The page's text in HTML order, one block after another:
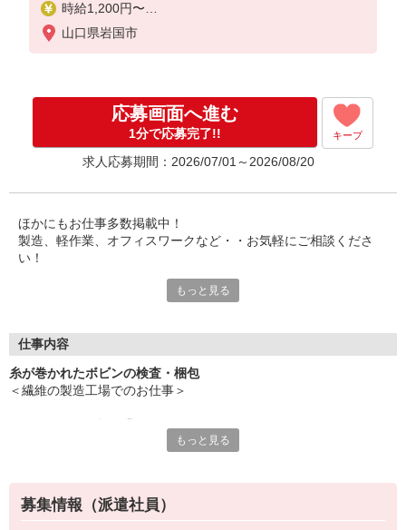
時給1,200円〜
◆月収例）201,600円
山口県岩国市
応募画面へ進む
1分で応募完了!! キープ
求人応募期間：2026/07/01～2026/08/20
ほかにもお仕事多数掲載中！
製造、軽作業、オフィスワークなど・・お気軽にご相談くださ
い！
『働く応援団の人材プロオフィス♪』
スマホ・タブレット・カメラ付きPCがあれば
もっと見る
仕事内容
糸が巻かれたボビンの検査・梱包
＜繊維の製造工場でのお仕事＞
▼作業手順は・・
もっと見る
募集情報（派遣社員）